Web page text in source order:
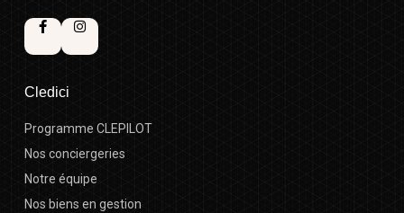
Cledici
Programme CLEPILOT
Nos conciergeries
Notre équipe
Nos biens en gestion